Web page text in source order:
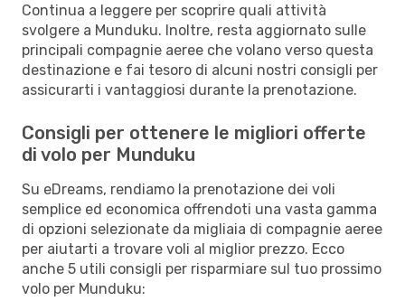
Continua a leggere per scoprire quali attività
svolgere a Munduku. Inoltre, resta aggiornato sulle
principali compagnie aeree che volano verso questa
destinazione e fai tesoro di alcuni nostri consigli per
assicurarti i vantaggiosi durante la prenotazione.
Consigli per ottenere le migliori offerte
di volo per Munduku
Su eDreams, rendiamo la prenotazione dei voli
semplice ed economica offrendoti una vasta gamma
di opzioni selezionate da migliaia di compagnie aeree
per aiutarti a trovare voli al miglior prezzo. Ecco
anche 5 utili consigli per risparmiare sul tuo prossimo
volo per Munduku: